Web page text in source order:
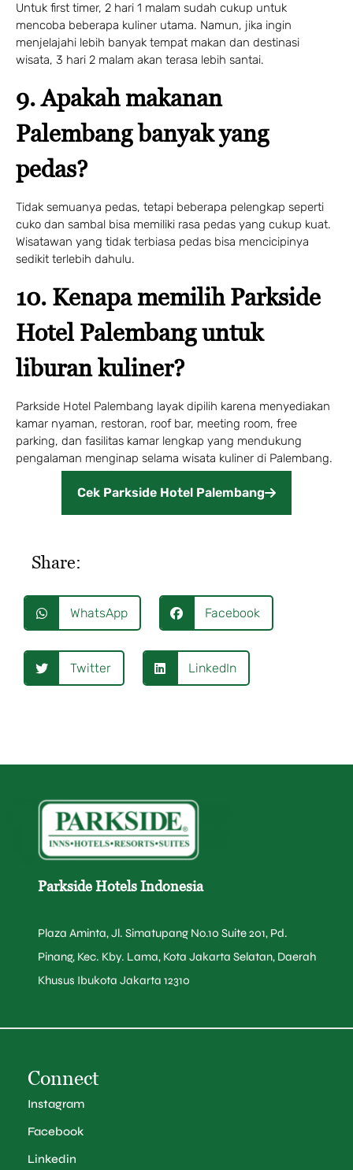
Untuk first timer, 2 hari 1 malam sudah cukup untuk
mencoba beberapa kuliner utama. Namun, jika ingin
menjelajahi lebih banyak tempat makan dan destinasi
wisata, 3 hari 2 malam akan terasa lebih santai.
9. Apakah makanan
Palembang banyak yang
pedas?
Tidak semuanya pedas, tetapi beberapa pelengkap seperti
cuko dan sambal bisa memiliki rasa pedas yang cukup kuat.
Wisatawan yang tidak terbiasa pedas bisa mencicipinya
sedikit terlebih dahulu.
10. Kenapa memilih Parkside
Hotel Palembang untuk
liburan kuliner?
Parkside Hotel Palembang layak dipilih karena menyediakan
kamar nyaman, restoran, roof bar, meeting room, free
parking, dan fasilitas kamar lengkap yang mendukung
pengalaman menginap selama wisata kuliner di Palembang.
Cek Parkside Hotel Palembang
Share:
WhatsApp Facebook
Twitter LinkedIn
Parkside Hotels Indonesia
Plaza Aminta, Jl. Simatupang No.10 Suite 201, Pd.
Pinang, Kec. Kby. Lama, Kota Jakarta Selatan, Daerah
Khusus Ibukota Jakarta 12310
Connect
Instagram
Facebook
Linkedin